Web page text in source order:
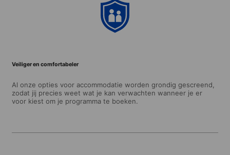
Veiliger en comfortabeler
Al onze opties voor accommodatie worden grondig gescreend,
zodat jij precies weet wat je kan verwachten wanneer je er
voor kiest om je programma te boeken.